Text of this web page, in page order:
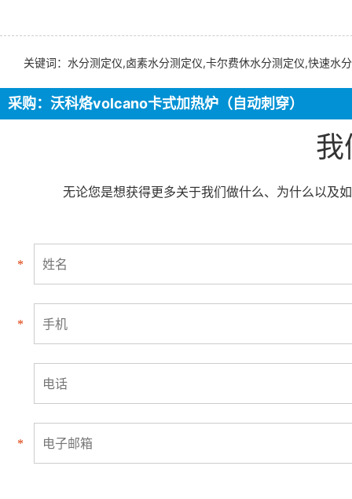
关键词：水分测定仪,卤素水分测定仪,卡尔费休水分测定仪,快速水
采购：沃科烙volcano卡式加热炉（自动刺穿）
我
无论您是想获得更多关于我们做什么、为什么以及
*
*
*